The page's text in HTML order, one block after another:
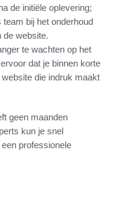
de initiële oplevering;
bij het onderhoud
de website.
te wachten op het
dat je binnen korte
die indruk maakt
geen maanden
kun je snel
professionele